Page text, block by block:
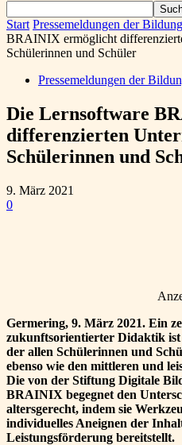
Start Pressemeldungen der
BRAINIX ermöglicht
Schülerinnen und Schüler
Pressemeldungen der
Die Lernsoftware
differenzierten
Schülerinnen und
9. März 2021
0
Germering, 9. März 2021. Ein
zukunftsorientierter Didaktik
der allen Schülerinnen und
ebenso wie den mittleren und
Die von der Stiftung Digitale
BRAINIX begegnet den
altersgerecht, indem sie
individuelles Aneignen der
Leistungsförderung bereitstellt.